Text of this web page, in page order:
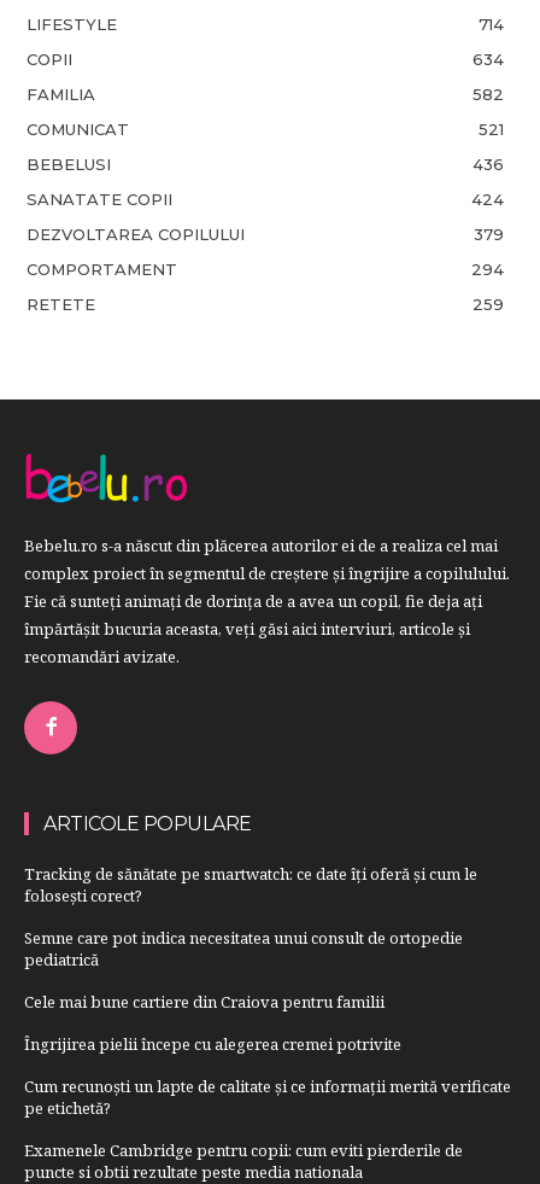
LIFESTYLE
714
COPII
634
FAMILIA
582
COMUNICAT
521
BEBELUSI
436
SANATATE COPII
424
DEZVOLTAREA COPILULUI
379
COMPORTAMENT
294
RETETE
259
Bebelu.ro s-a născut din plăcerea autorilor ei de a realiza cel mai
complex proiect în segmentul de creştere şi îngrijire a copilulului.
Fie că sunteţi animaţi de dorinţa de a avea un copil, fie deja aţi
împărtăşit bucuria aceasta, veți găsi aici interviuri, articole şi
recomandări avizate.
ARTICOLE POPULARE
Tracking de sănătate pe smartwatch: ce date îți oferă și cum le
folosești corect?
Semne care pot indica necesitatea unui consult de ortopedie
pediatrică
Cele mai bune cartiere din Craiova pentru familii
Îngrijirea pielii începe cu alegerea cremei potrivite
Cum recunoști un lapte de calitate și ce informații merită verificate
pe etichetă?
Examenele Cambridge pentru copii: cum eviti pierderile de
puncte si obtii rezultate peste media nationala